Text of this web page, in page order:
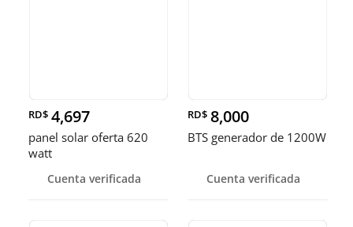
RD$ 4,697
panel solar oferta 620
watt
Cuenta verificada
RD$ 8,000
BTS generador de 1200W
Cuenta verificada